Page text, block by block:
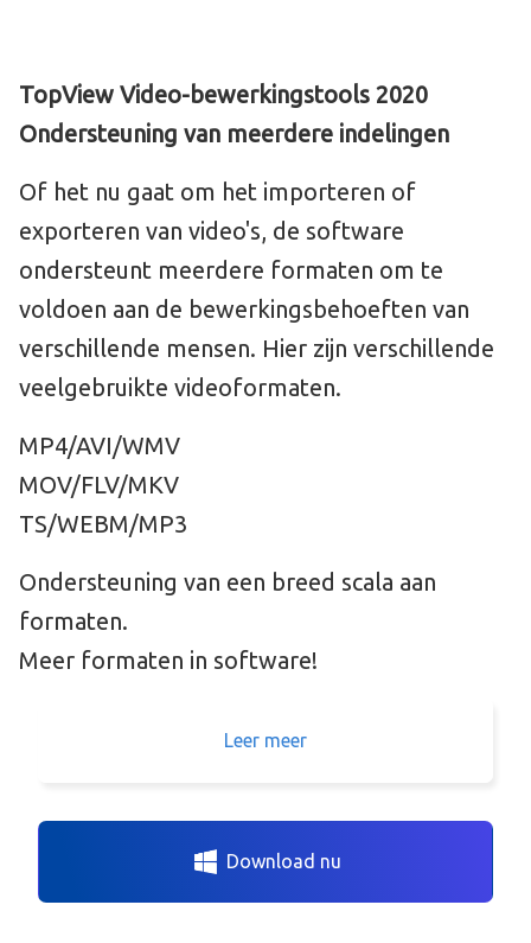
TopView Video-bewerkingstools 2020
Ondersteuning van meerdere indelingen
Of het nu gaat om het importeren of
exporteren van video's, de software
ondersteunt meerdere formaten om te
voldoen aan de bewerkingsbehoeften van
verschillende mensen. Hier zijn verschillende
veelgebruikte videoformaten.
MP4/AVI/WMV
MOV/FLV/MKV
TS/WEBM/MP3
Ondersteuning van een breed scala aan
formaten.
Meer formaten in software!
Leer meer
Download nu